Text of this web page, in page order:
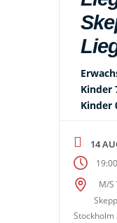
Kinder
Kinder
14
19:00
M/S
Stockholm